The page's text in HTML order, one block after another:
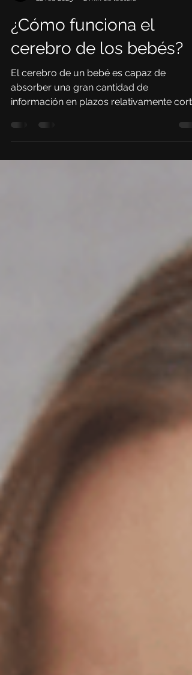
INA
22 feb 2023
2 min de lectura
¿Cómo funciona el
cerebro de los bebés?
absorber una gran cantidad de
información en plazos relativamente
comparado al de los adultos.